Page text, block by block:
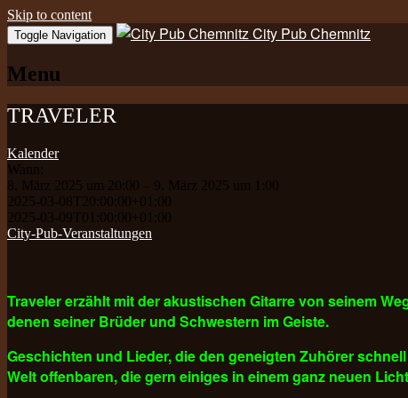
Skip to content
Toggle Navigation City Pub Chemnitz
Menu
TRAVELER
Kalender
Wann:
8. März 2025 um 20:00 – 9. März 2025 um 1:00
2025-03-08T20:00:00+01:00
2025-03-09T01:00:00+01:00
City-Pub-Veranstaltungen
Traveler erzählt mit der akustischen Gitarre von seinem
denen seiner Brüder und Schwestern im Geiste.
Geschichten und Lieder, die den geneigten Zuhörer
Welt offenbaren, die gern einiges in einem ganz neuen